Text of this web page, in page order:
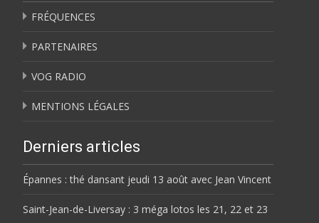
FRÉQUENCES
PARTENAIRES
VOG RADIO
MENTIONS LÉGALES
Derniers articles
Épannes : thé dansant jeudi 13 août avec Jean Vincent
Saint-Jean-de-Liversay : 3 méga lotos les 21, 22 et 23